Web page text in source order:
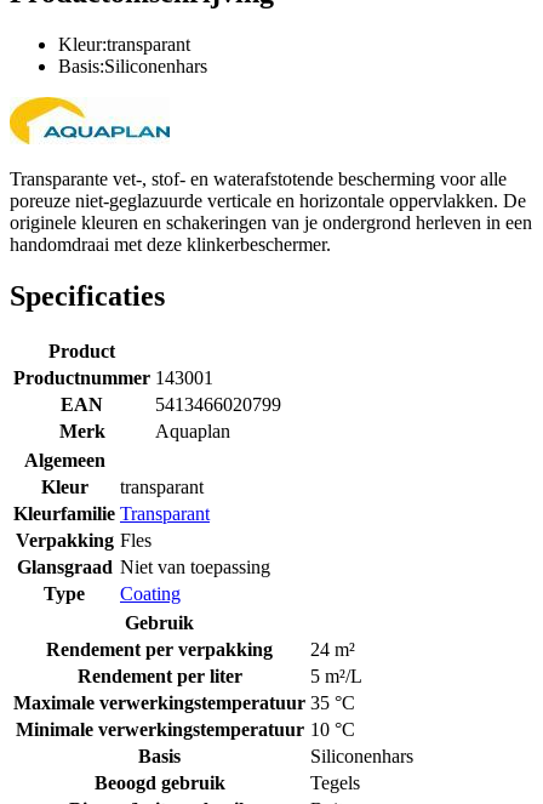
Kleur:transparant
Basis:Siliconenhars
Transparante vet-, stof- en waterafstotende bescherming voor alle
poreuze niet-geglazuurde verticale en horizontale oppervlakken. De
originele kleuren en schakeringen van je ondergrond herleven in een
handomdraai met deze klinkerbeschermer.
Specificaties
Product
Productnummer 143001
EAN
5413466020799
Merk
Aquaplan
Algemeen
Kleur
transparant
Kleurfamilie Transparant
Verpakking Fles
Glansgraad Niet van toepassing
Type
Coating
Gebruik
Rendement per verpakking
24 m²
Rendement per liter
5 m²/L
Maximale verwerkingstemperatuur 35 °C
Minimale verwerkingstemperatuur 10 °C
Basis
Siliconenhars
Beoogd gebruik
Tegels